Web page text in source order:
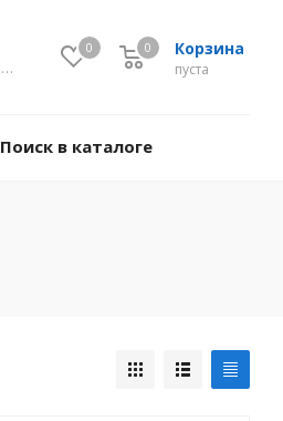
0 Корзина
0
пуста
0
Мой кабинет
Поиск в каталоге